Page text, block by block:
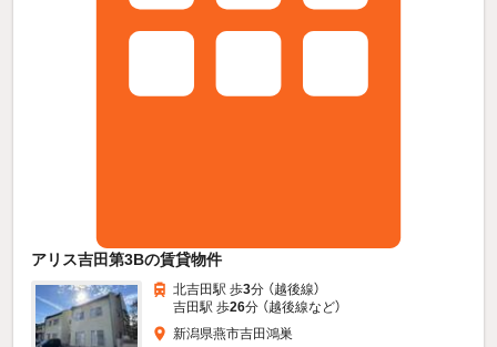
アリス吉田第3Bの賃貸物件
北吉田駅 歩3分 （越後線）
吉田駅 歩26分 （越後線など）
新潟県燕市吉田鴻巣